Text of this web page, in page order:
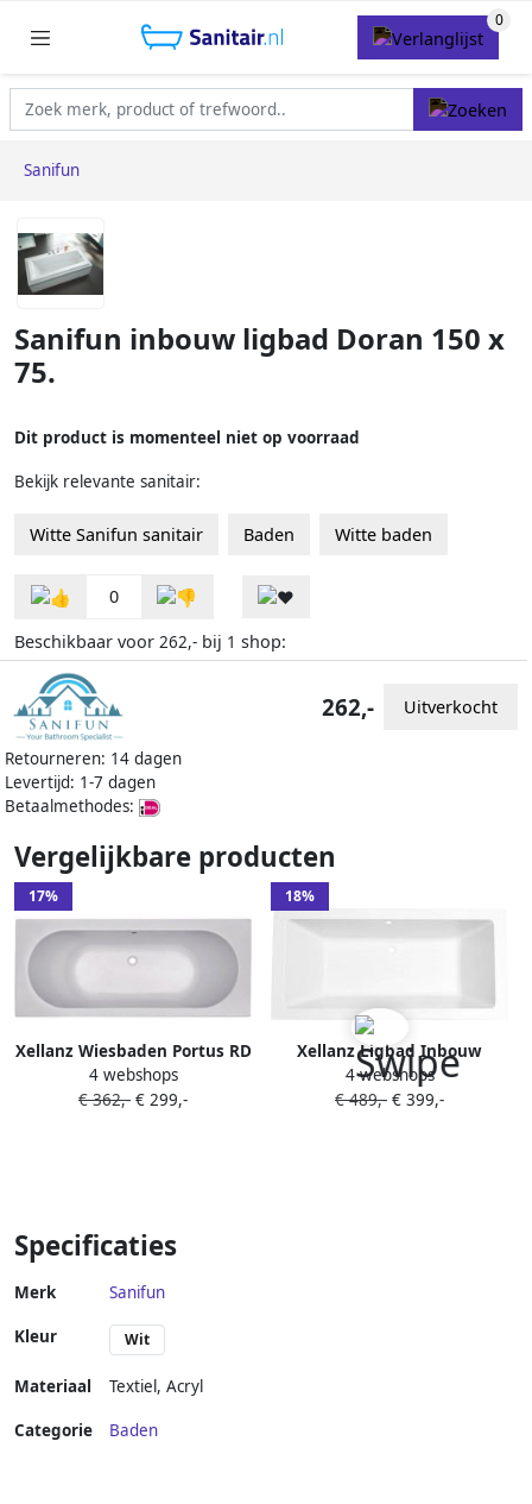
Sanifun
Sanifun inbouw ligbad Doran 150 x
75.
Dit product is momenteel niet op voorraad
Bekijk relevante sanitair:
Witte Sanifun sanitair Baden Witte baden
0
Beschikbaar voor 262,- bij 1 shop:
Retourneren: 14 dagen
Levertijd: 1-7 dagen
Betaalmethodes:
262,- Uitverkocht
Vergelijkbare producten
17%
Xellanz Wiesbaden Portus RD
inbouw duo ligbad
170x70x43 cm glans wit
4 webshops
€ 362,- € 299,-
18%
Xellanz Ligbad Inbouw
Santino Rechthoek 1-2
Persoons Duobad
4 webshops
€ 489,- € 399,-
Specificaties
Merk Sanifun
Kleur Wit
Materiaal Textiel , Acryl
Categorie Baden